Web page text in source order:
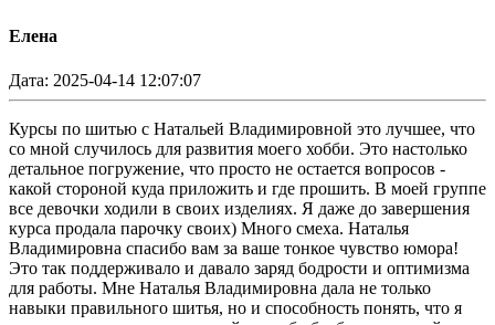
Елена
Дата: 2025-04-14 12:07:07
Курсы по шитью с Натальей Владимировной это лучшее, что
со мной случилось для развития моего хобби. Это настолько
детальное погружение, что просто не остается вопросов -
какой стороной куда приложить и где прошить. В моей группе
все девочки ходили в своих изделиях. Я даже до завершения
курса продала парочку своих) Много смеха. Наталья
Владимировна спасибо вам за ваше тонкое чувство юмора!
Это так поддерживало и давало заряд бодрости и оптимизма
для работы. Мне Наталья Владимировна дала не только
навыки правильного шитья, но и способность понять, что я